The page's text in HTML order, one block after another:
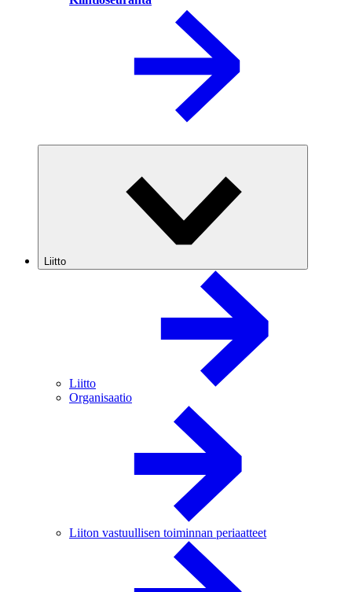
Liitto
Liitto
Organisaatio
Liiton vastuullisen toiminnan periaatteet